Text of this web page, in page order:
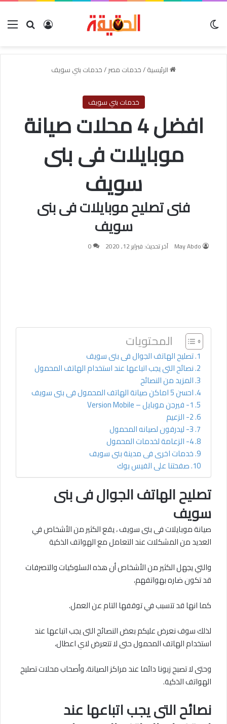
بحث عنتسجيل
الرئيسية/خدمات مصر/خدمات بني سويف
خدمات بني سويف
افضل 4 محلات صيانة
موبايلات فى بنى
سويف
فنى تصليح موبايلات فى بنى
سويف
May Abdo آخر تحديث: فبراير 12, 2020 0
المحتويات
تصليح الهاتف الجوال فى بنى سويف
نصائح التى يجب اتباعها عند استخدام الهاتف المحمول
المزيد من النصائح
احسن 5 اماكن صيانة الهاتف المحمول فى بنى سويف
1- فيرجن موبايل – Version Mobile
2- الزعيم
3- ليدرفون لصيانه المحمول
4- الزعامة لخدمات المحمول
خدمات اخرى فى مدينة بنى سويف
صفحتنا على الفيس بوك
تصليح الهاتف الجوال فى بنى
سويف
صيانة موبايلات فى بنى سويف ، يقع الكثير من الأشخاص في
العديد من المشكلات عند التعامل مع الهواتف الذكية
والتي يجهل الكثير من الأشخاص أن هذه السلوكيات والتصرفات
قد تكون ضاره بهواتفهم،
كما انها قد تتسبب في توقفها التام عن العمل.
لذلك سوف نعرض عليكم بعض النصائح التى يجب اتباعها عند
استخدام الهاتف المحمول حتى لا تتعرض لاي اعطال،
وحتى لا تصبح زبونا دائما عند مراكز الصيانة، وأصحاب محلات تصليح
الهواتف الذكية.
نصائح التى يجب اتباعها عند